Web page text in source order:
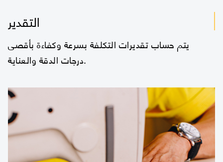
التقدير
يتم حساب تقديرات التكلفة بسرعة وكفاءة بأقصى
درجات الدقة والعناية.